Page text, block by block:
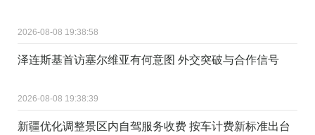
2026-08-08 19:38:58
泽连斯基首访塞尔维亚有何意图 外交突破与合作信号
2026-08-08 19:38:39
新疆优化调整景区内自驾服务收费 按车计费新标准出台